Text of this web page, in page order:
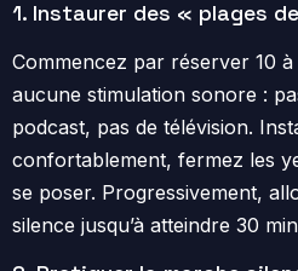
1. Instaurer des « plages
Commencez par réserver 10
aucune stimulation sonore :
podcast, pas de télévision.
confortablement, fermez les
se poser. Progressivement,
silence jusqu’à atteindre 30